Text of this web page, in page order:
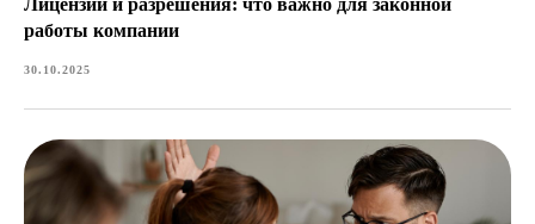
Лицензии и разрешения: что важно для законной
работы компании
30.10.2025